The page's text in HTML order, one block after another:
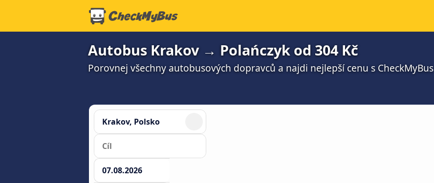
Autobus Krakov → Polańczyk od 304 Kč
Porovnej všechny autobusových dopravců a najdi nejlepší cenu s CheckMyBus